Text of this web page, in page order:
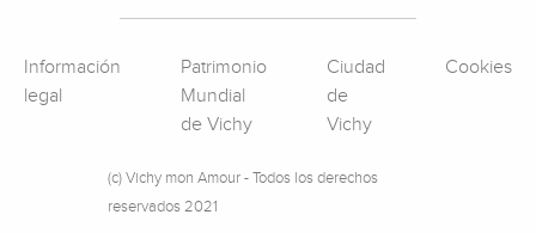
Información
legal
Patrimonio
Mundial
de Vichy
Ciudad
de
Vichy
Cookies
(c) Vichy mon Amour - Todos los derechos
reservados 2021